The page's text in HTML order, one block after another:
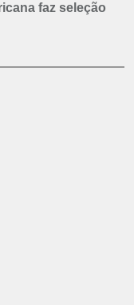
faz seleção